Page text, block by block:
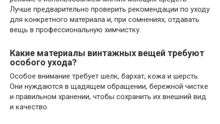
Лучше предварительно проверить рекомендации по уходу
для конкретного материала и, при сомнениях, отдавать
вещь в профессиональную химчистку.
Какие материалы винтажных вещей требуют
особого ухода?
Особое внимание требует шелк, бархат, кожа и шерсть.
Они нуждаются в щадящем обращении, бережной чистке
и правильном хранении, чтобы сохранить их внешний вид
и качество.